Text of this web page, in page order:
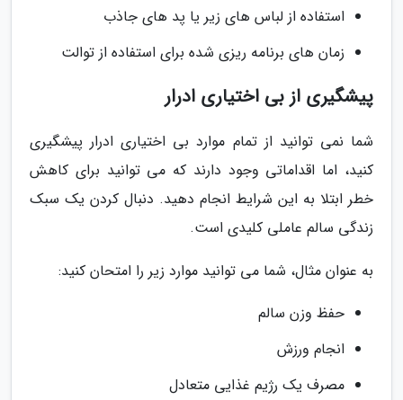
استفاده از لباس های زیر یا پد های جاذب
زمان های برنامه ریزی شده برای استفاده از توالت
پیشگیری از بی اختیاری ادرار
شما نمی توانید از تمام موارد بی اختیاری ادرار پیشگیری
کنید، اما اقداماتی وجود دارند که می توانید برای کاهش
خطر ابتلا به این شرایط انجام دهید. دنبال کردن یک سبک
زندگی سالم عاملی کلیدی است.
به عنوان مثال، شما می توانید موارد زیر را امتحان کنید:
حفظ وزن سالم
انجام ورزش
مصرف یک رژیم غذایی متعادل